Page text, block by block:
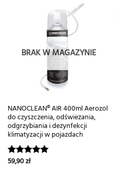
BRAK W MAGAZYNIE
NANOCLEAN® AIR 400ml Aerozol
do czyszczenia, odświeżania,
odgrzybiania i dezynfekcji
klimatyzacji w pojazdach
Oceniono
59,90zł